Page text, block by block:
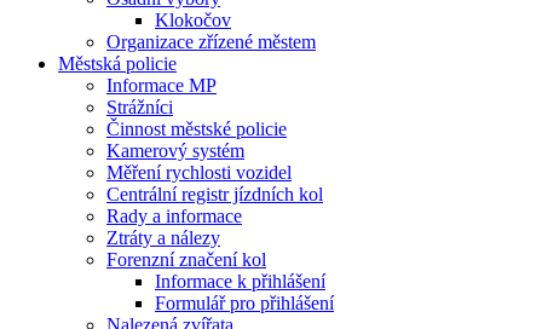
Klokočov
Organizace zřízené městem
Městská policie
Informace MP
Strážníci
Činnost městské policie
Kamerový systém
Měření rychlosti vozidel
Centrální registr jízdních kol
Rady a informace
Ztráty a nálezy
Forenzní značení kol
Informace k přihlášení
Formulář pro přihlášení
Nalezená zvířata